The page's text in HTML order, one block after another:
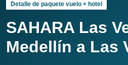
Detalle de paquete vuelo + hotel
SAHARA Las
Medellín a Las